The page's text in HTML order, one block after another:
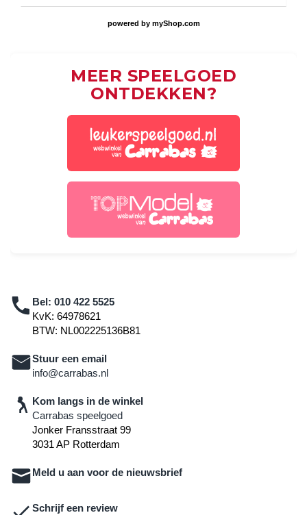
powered by myShop.com
MEER SPEELGOED
ONTDEKKEN?
Bel: 010 422 5525
KvK: 64978621
BTW: NL002225136B81
Stuur een email
info@carrabas.nl
Kom langs in de winkel
Carrabas speelgoed
Jonker Fransstraat 99
3031 AP Rotterdam
Meld u aan voor de nieuwsbrief
Schrijf een review